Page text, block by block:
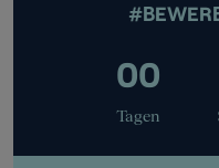
00
Tagen